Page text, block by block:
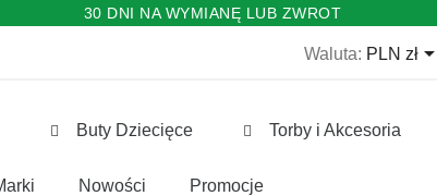
30 DNI NA WYMIANĘ LUB ZWROT
Waluta: PLN zł
Buty Dziecięce Torby i Akcesoria
Nowości Promocje